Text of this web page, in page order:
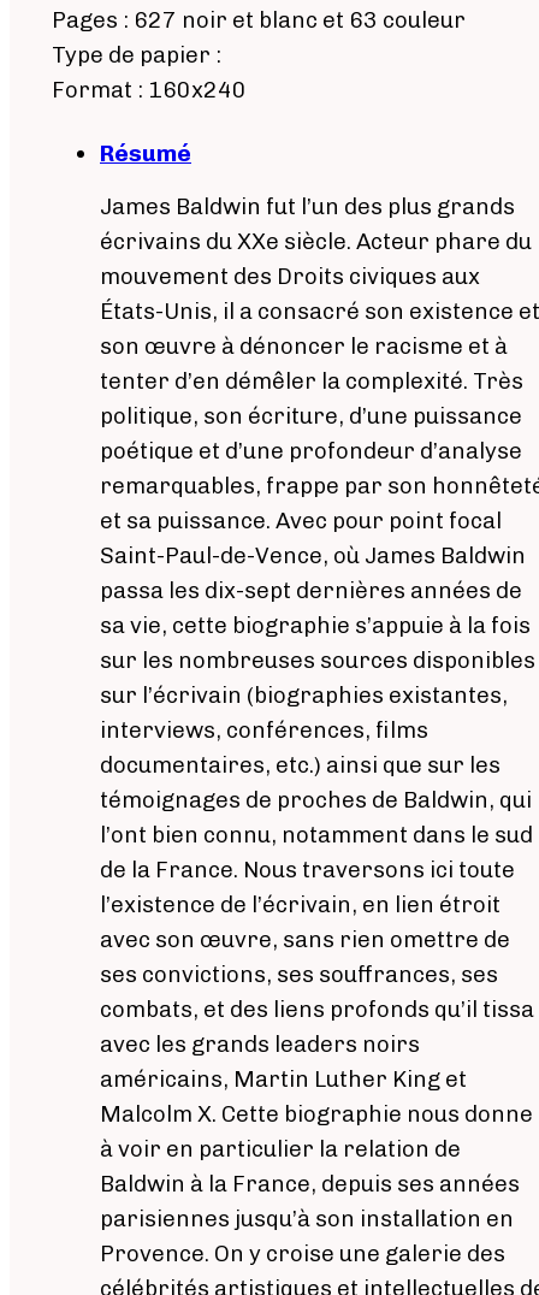
Pages : 627 noir et blanc et 63 couleur
Type de papier :
Format : 160x240
Résumé
James Baldwin fut l’un des plus grands
écrivains du XXe siècle. Acteur phare du
mouvement des Droits civiques aux
États-Unis, il a consacré son existence et
son œuvre à dénoncer le racisme et à
tenter d’en démêler la complexité. Très
politique, son écriture, d’une puissance
poétique et d’une profondeur d’analyse
remarquables, frappe par son
et sa puissance. Avec pour point focal
Saint-Paul-de-Vence, où James Baldwin
passa les dix-sept dernières années de
sa vie, cette biographie s’appuie à la fois
sur les nombreuses sources disponibles
sur l’écrivain (biographies existantes,
interviews, conférences, films
documentaires, etc.) ainsi que sur les
témoignages de proches de Baldwin, qui
l’ont bien connu, notamment dans le sud
de la France. Nous traversons ici toute
l’existence de l’écrivain, en lien étroit
avec son œuvre, sans rien omettre de
ses convictions, ses souffrances, ses
combats, et des liens profonds qu’il tissa
avec les grands leaders noirs
américains, Martin Luther King et
Malcolm X. Cette biographie nous donne
à voir en particulier la relation de
Baldwin à la France, depuis ses années
parisiennes jusqu’à son installation en
Provence. On y croise une galerie des
célébrités artistiques et intellectuelles